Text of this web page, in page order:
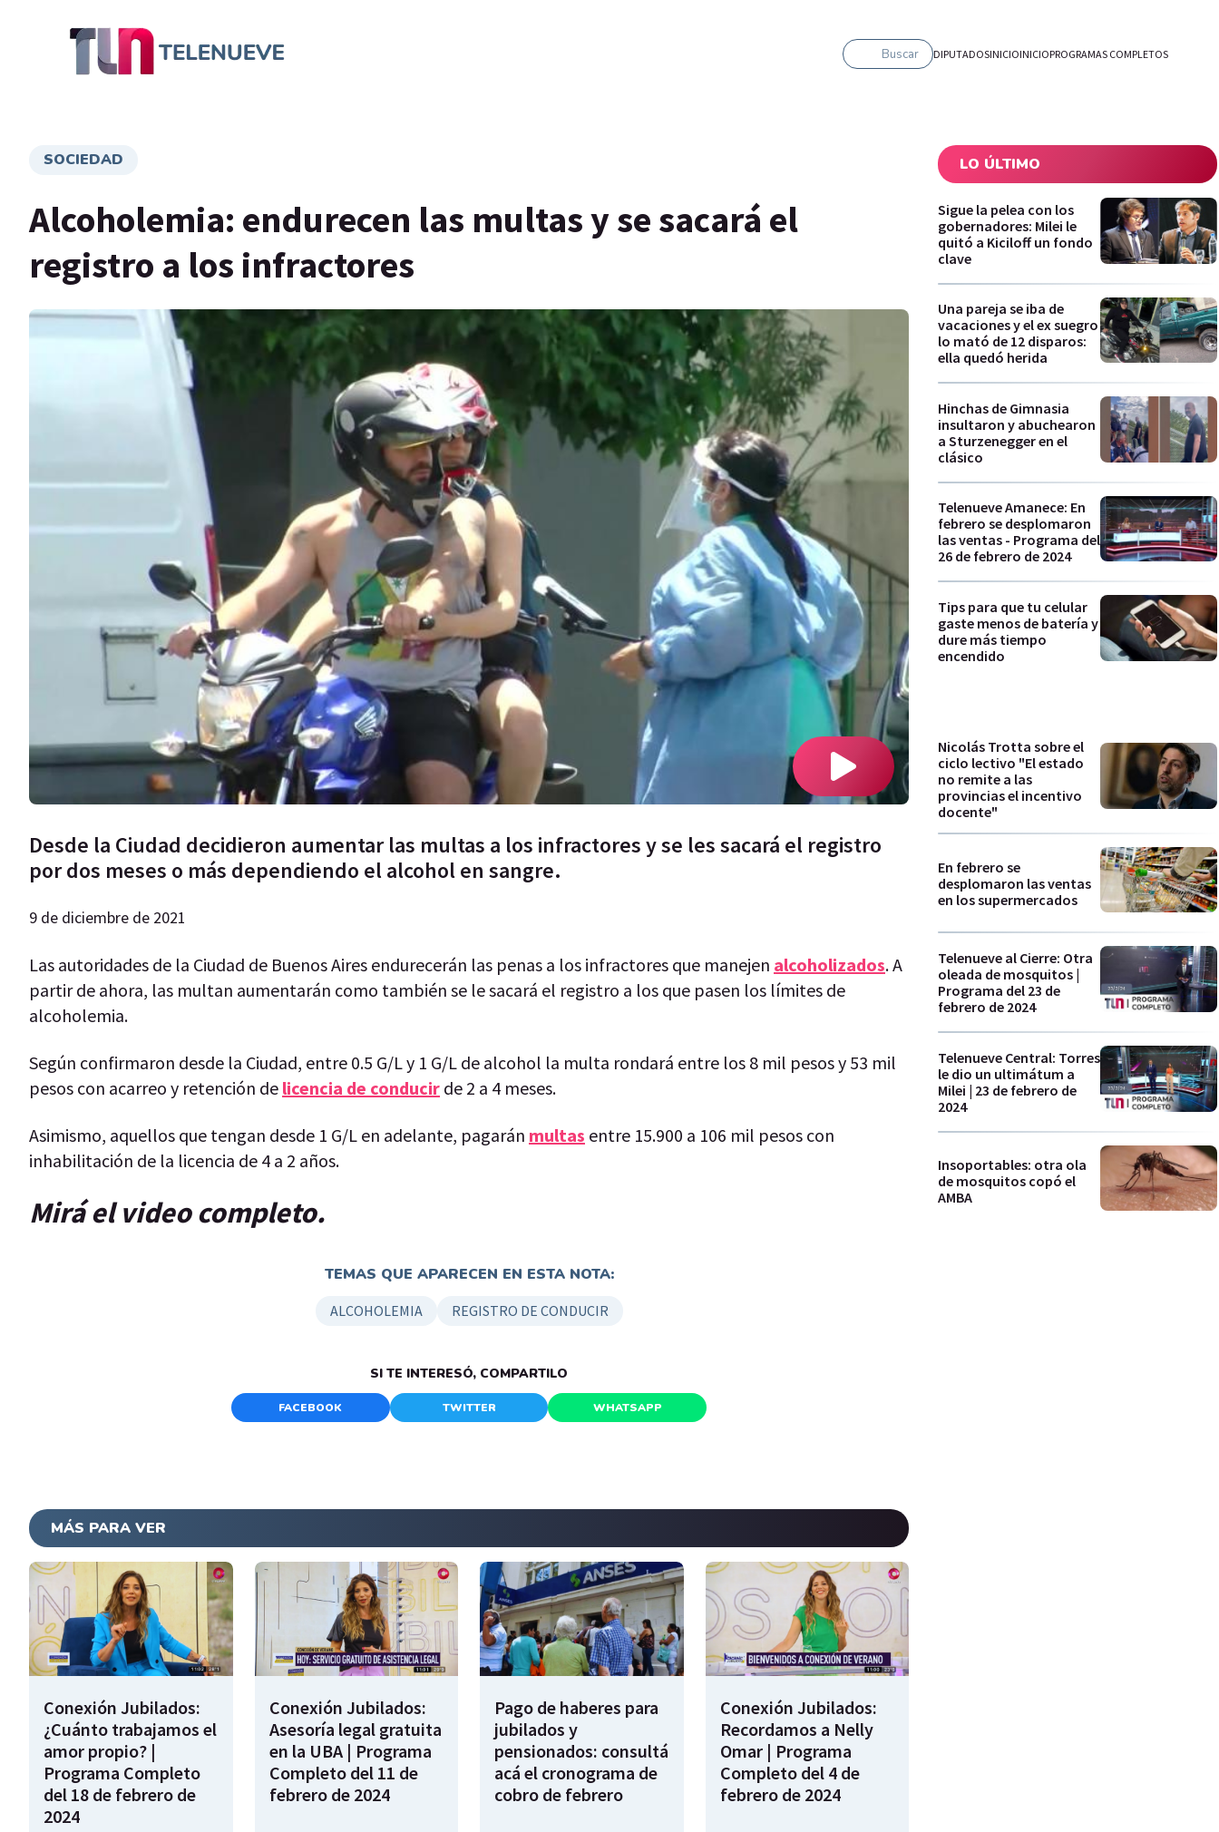
Buscar DIPUTADOSINICIOINICIOPROGRAMAS COMPLETOS
SOCIEDAD
Alcoholemia: endurecen las multas y se sacará el
registro a los infractores
Desde la Ciudad decidieron aumentar las multas a los infractores y se les sacará el registro
por dos meses o más dependiendo el alcohol en sangre.
9 de diciembre de 2021
Las autoridades de la Ciudad de Buenos Aires endurecerán las penas a los infractores que manejen alcoholizados. A
partir de ahora, las multan aumentarán como también se le sacará el registro a los que pasen los límites de
alcoholemia.
Según confirmaron desde la Ciudad, entre 0.5 G/L y 1 G/L de alcohol la multa rondará entre los 8 mil pesos y 53 mil
pesos con acarreo y retención de licencia de conducir de 2 a 4 meses.
Asimismo, aquellos que tengan desde 1 G/L en adelante, pagarán multas entre 15.900 a 106 mil pesos con
inhabilitación de la licencia de 4 a 2 años.
Mirá el video completo.
TEMAS QUE APARECEN EN ESTA NOTA:
ALCOHOLEMIA REGISTRO DE CONDUCIR
SI TE INTERESÓ, COMPARTILO
FACEBOOK TWITTER WHATSAPP
MÁS PARA VER
Conexión Jubilados:
¿Cuánto trabajamos el
amor propio? |
Programa Completo
del 18 de febrero de
2024
Conexión Jubilados:
Asesoría legal gratuita
en la UBA | Programa
Completo del 11 de
febrero de 2024
Pago de haberes para
jubilados y
pensionados: consultá
acá el cronograma de
cobro de febrero
Conexión Jubilados:
Recordamos a Nelly
Omar | Programa
Completo del 4 de
febrero de 2024
LO ÚLTIMO
Sigue la pelea con los
gobernadores: Milei le
quitó a Kiciloff un fondo
clave
Una pareja se iba de
vacaciones y el ex suegro
lo mató de 12 disparos:
ella quedó herida
Hinchas de Gimnasia
insultaron y abuchearon
a Sturzenegger en el
clásico
Telenueve Amanece: En
febrero se desplomaron
las ventas - Programa del
26 de febrero de 2024
Tips para que tu celular
gaste menos de batería y
dure más tiempo
encendido
Nicolás Trotta sobre el
ciclo lectivo "El estado
no remite a las
provincias el incentivo
docente"
En febrero se
desplomaron las ventas
en los supermercados
Telenueve al Cierre: Otra
oleada de mosquitos |
Programa del 23 de
febrero de 2024
Telenueve Central: Torres
le dio un ultimátum a
Milei | 23 de febrero de
2024
Insoportables: otra ola
de mosquitos copó el
AMBA